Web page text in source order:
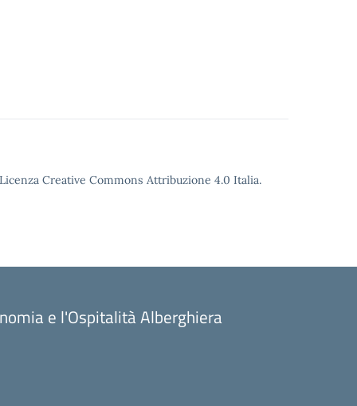
Creative Commons Attribuzione 4.0 Italia.
e l'Ospitalità Alberghiera